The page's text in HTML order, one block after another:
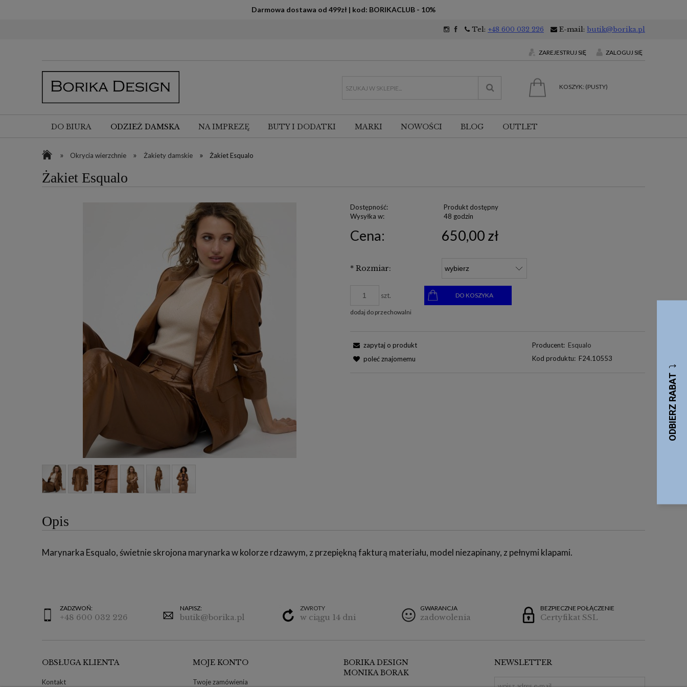
Darmowa dostawa od 499zł | kod: BORIKACLUB - 10%
Tel: +48 600 032 226 E-mail: butik@borika.pl
ZAREJESTRUJ SIĘ ZALOGUJ SIĘ
KOSZYK: (PUSTY)
DO BIURA ODZIEŻ DAMSKA NA IMPREZĘ BUTY I DODATKI MARKI NOWOŚCI BLOG OUTLET
» Okrycia wierzchnie » Żakiety damskie » Żakiet Esqualo
Żakiet Esqualo
Dostępność:
Produkt dostępny
Wysyłka w:
48 godzin
Cena: 650,00 zł
* Rozmiar:
szt. DO KOSZYKA
dodaj do przechowalni
Producent: Esqualo
Kod produktu: F24.10553
zapytaj o produkt
poleć znajomemu
Opis
Marynarka Esqualo, świetnie skrojona marynarka w kolorze rdzawym, z przepiękną fakturą materiału, model niezapinany, z pełnymi klapami.
ZADZWOŃ:
+48 600 032 226
NAPISZ:
butik@borika.pl
ZWROTY
w ciągu 14 dni
GWARANCJA
zadowolenia
BEZPIECZNE POŁĄCZENIE
Certyfikat SSL
OBSŁUGA KLIENTA
Kontakt
MOJE KONTO
Twoje zamówienia
BORIKA DESIGN
MONIKA BORAK
NEWSLETTER